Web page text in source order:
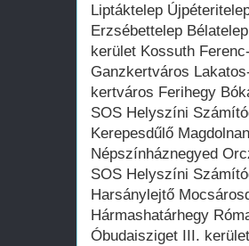
Liptáktelep
Erzsébettelep
kerület Kossuth
Ganzkertváros
kertváros Ferihegy
SOS Helyszíni
Kerepesdűlő
Népszínháznegyed
SOS Helyszíni
Harsánylejtő
Hármashatárhegy
Óbudaisziget III.